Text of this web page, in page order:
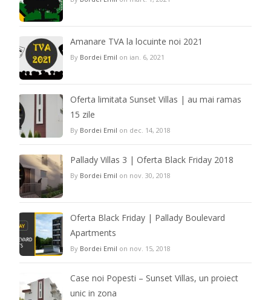
Amanare TVA la locuinte noi 2021
By Bordei Emil on ian. 6, 2021
Oferta limitata Sunset Villas | au mai ramas
15 zile
By Bordei Emil on dec. 14, 2018
Pallady Villas 3 | Oferta Black Friday 2018
By Bordei Emil on nov. 30, 2018
Oferta Black Friday | Pallady Boulevard
Apartments
By Bordei Emil on nov. 15, 2018
Case noi Popesti – Sunset Villas, un proiect
unic in zona